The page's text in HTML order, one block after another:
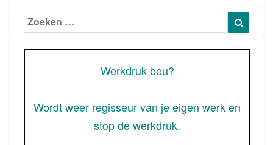
Zoeken
naar:
Werkdruk beu?
Wordt weer regisseur van je eigen werk en
stop de werkdruk.